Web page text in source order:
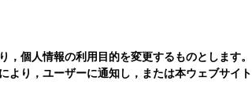
個人情報の利用目的を変更するものとします。
より，ユーザーに通知し，または本ウェブサイト